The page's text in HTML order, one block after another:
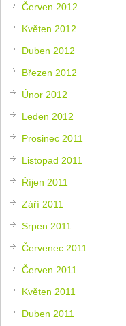
Červen 2012
Květen 2012
Duben 2012
Březen 2012
Únor 2012
Leden 2012
Prosinec 2011
Listopad 2011
Říjen 2011
Září 2011
Srpen 2011
Červenec 2011
Červen 2011
Květen 2011
Duben 2011